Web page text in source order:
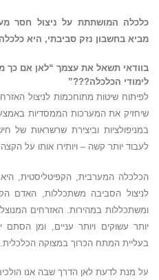
כלכלה המושתתת על ניצול חסר
מביא בחשבון נזק סביבתי, היא
בוודאי תשאל את עצמך “לאן אם כך
לימודי הכלכלה???”
לפיתוח שיטות מתוחכמות לניצול
שיחזיק את המערכות הממסדיות
במניפולציות וביצירת שרשראות של
לעבוד יותר קשה – ויותירו אותו על
הכלכלה המערבית, הקפיטליסטית,
לניצול הסביבה משתכללות, האדם
ומשתכללות במהירות. האזרחים
יותר עשוקים ויותר עניים, ומן
בעליית המתח הכרוך במצוקה הכלכלית.
על מנת לדעת לאן הדרך שבה אנו